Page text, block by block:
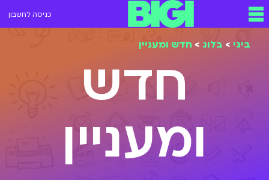
כניסה לחשבון
ביגי > בלוג > חדש ומעניין
חדש
ומעניין